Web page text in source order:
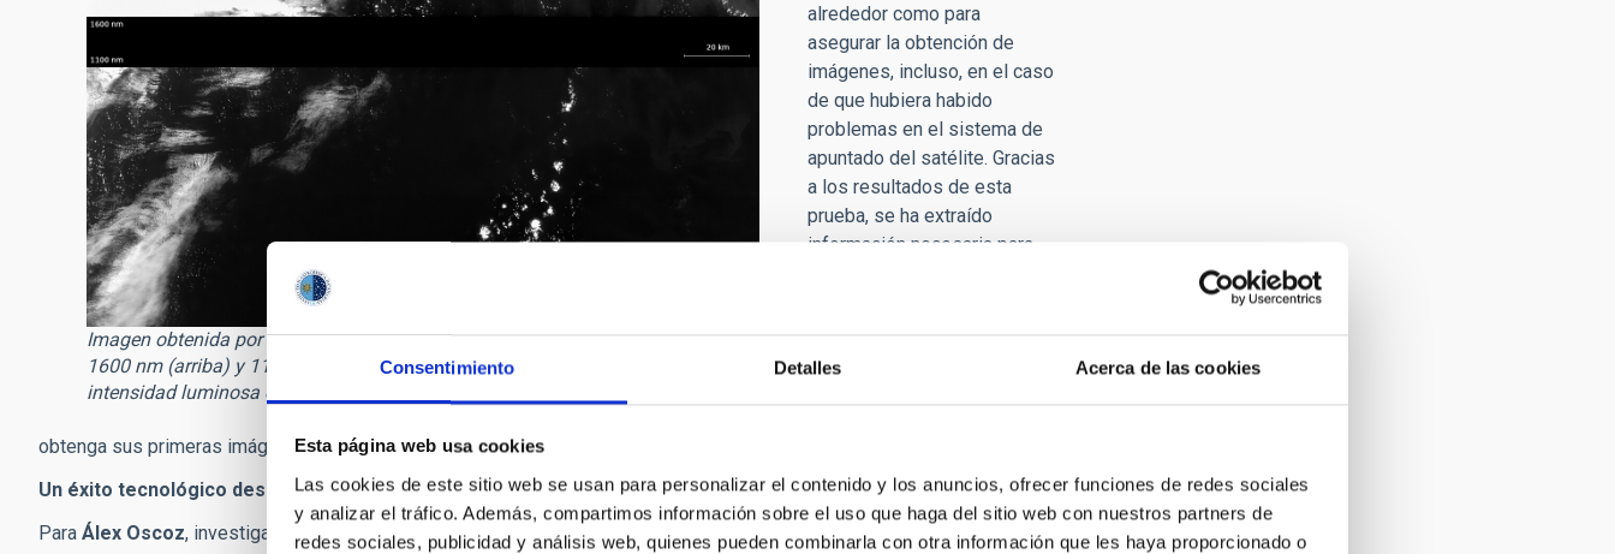
Consentimiento Detalles Acerca de las cookies
Esta página web usa cookies
Las cookies de este sitio web se usan para personalizar el contenido y los anuncios, ofrecer funciones de redes sociales
y analizar el tráfico. Además, compartimos información sobre el uso que haga del sitio web con nuestros partners de
redes sociales, publicidad y análisis web, quienes pueden combinarla con otra información que les haya proporcionado o
Imagen obtenida por DRAGO en las dos longitudes de onda del rango SWIR,
1600 nm (arriba) y 1100 nm (abajo). La escala de grises representa la
intensidad luminosa en cada una de las bandas. Crédito: IACTEC
alrededor como para
asegurar la obtención de
imágenes, incluso, en el caso
de que hubiera habido
problemas en el sistema de
apuntado del satélite. Gracias
a los resultados de esta
prueba, se ha extraído
información necesaria para
En las próximas semanas
está programado que, como
obtenga sus primeras imágenes de Canarias.
Un éxito tecnológico desarrollado en Canarias
Para Álex Oscoz, investigador principal de IACTEC-Microsatélites, “con este primer conjunto de imágenes se ha